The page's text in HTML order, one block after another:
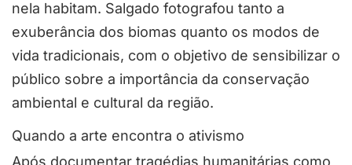
nela habitam. Salgado fotografou tanto a
exuberância dos biomas quanto os modos de
vida tradicionais, com o objetivo de sensibilizar o
público sobre a importância da conservação
ambiental e cultural da região.
Quando a arte encontra o ativismo
Após documentar tragédias humanitárias como